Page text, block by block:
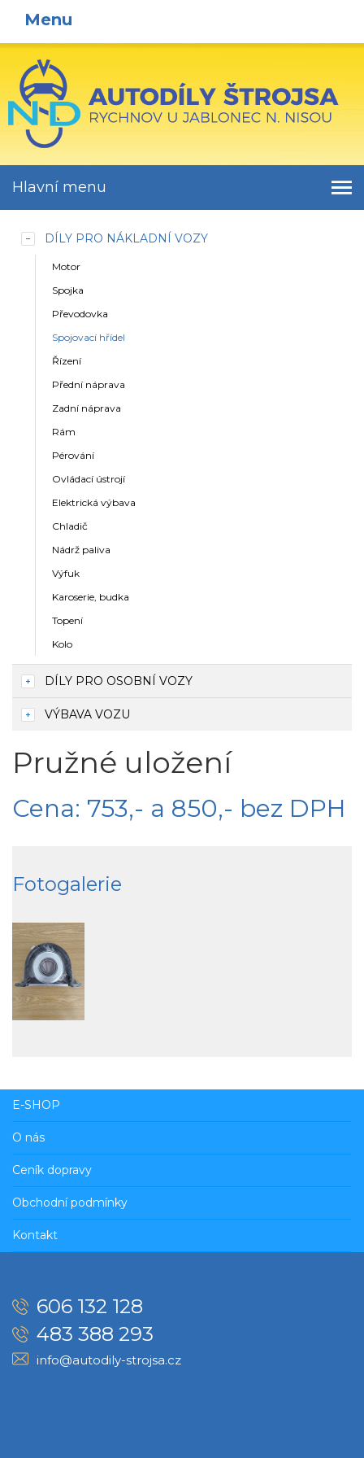
Menu
Hlavní menu
DÍLY PRO NÁKLADNÍ VOZY
Motor
Spojka
Převodovka
Spojovací hřídel
Řízení
Přední náprava
Zadní náprava
Rám
Pérování
Ovládací ústrojí
Elektrická výbava
Chladič
Nádrž paliva
Výfuk
Karoserie, budka
Topení
Kolo
DÍLY PRO OSOBNÍ VOZY
VÝBAVA VOZU
Pružné uložení
Cena: 753,- a 850,- bez DPH
Fotogalerie
E-SHOP
O nás
Ceník dopravy
Obchodní podmínky
Kontakt
606 132 128
483 388 293
info@autodily-strojsa.cz